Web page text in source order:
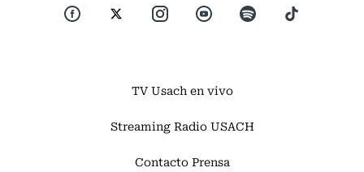
TV Usach en vivo
Streaming Radio USACH
Contacto Prensa